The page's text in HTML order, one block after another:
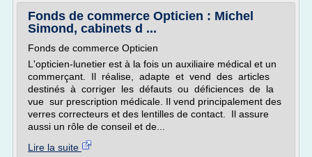
Fonds de commerce Opticien : Michel
Simond, cabinets d ...
Fonds de commerce Opticien
L'opticien-lunetier est à la fois un auxiliaire médical et un
commerçant. Il réalise, adapte et vend des articles
destinés à corriger les défauts ou déficiences de la
vue sur prescription médicale. Il vend principalement des
verres correcteurs et des lentilles de contact. Il assure
aussi un rôle de conseil et de...
Lire la suite